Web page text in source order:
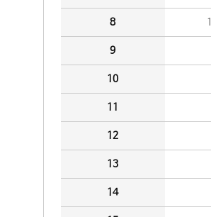
8
9
10
11
12
13
14